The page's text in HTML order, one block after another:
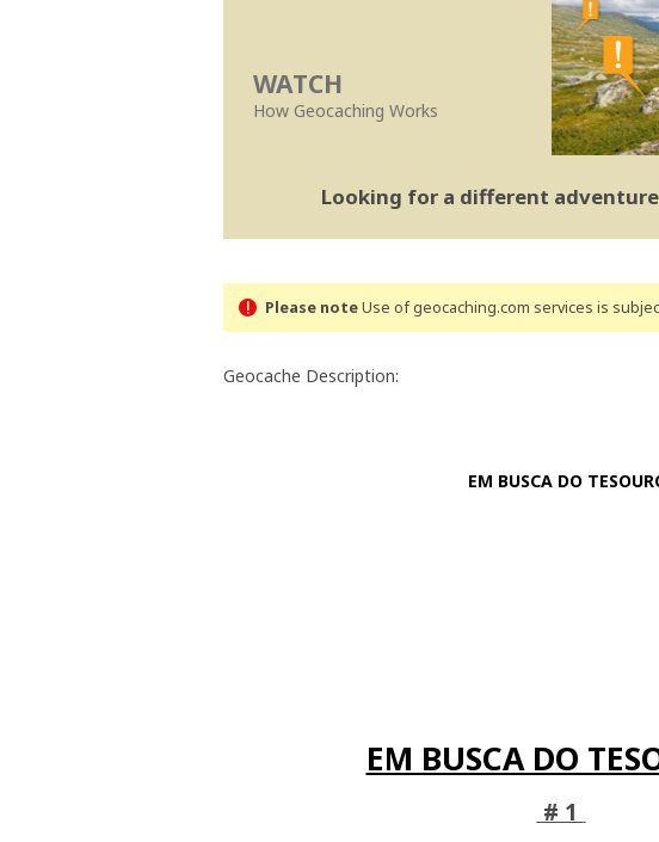
WATCH
How Geocaching Works
Looking for a different
Please noteUse of geocaching.com services is
Geocache Description:
EM BUSCA DO
EM BUSCA DO
# 1